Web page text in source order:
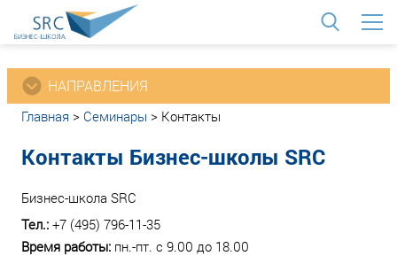
НАПРАВЛЕНИЯ
Главная > Семинары > Контакты
Контакты Бизнес-школы SRC
Бизнес-школа SRC
Тел.: +7 (495) 796-11-35
Время работы: пн.-пт. с 9.00 до 18.00